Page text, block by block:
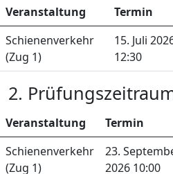
Veranstaltung Termin
Schienenverkehr
(Zug 1)
15. Juli
12:30
2.
Veranstaltung Termin
Schienenverkehr
(Zug 1)
23.
2026 10:00